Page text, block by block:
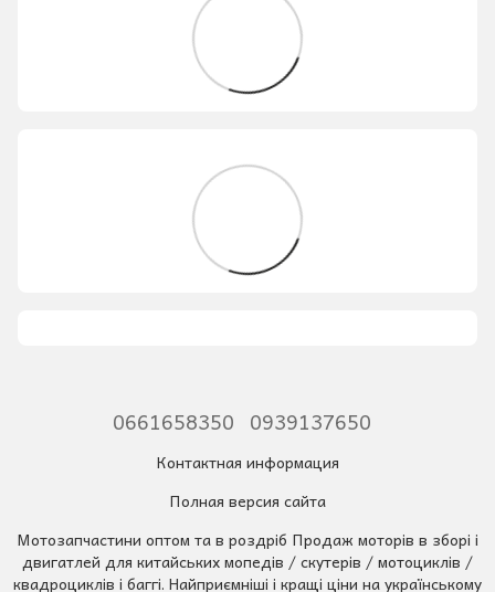
0661658350 0939137650
Контактная информация
Полная версия сайта
Мотозапчастини оптом та в роздріб Продаж моторів в зборі і
двигатлей для китайських мопедів / скутерів / мотоциклів /
квадроциклів і баггі. Найприємніші і кращі ціни на українському